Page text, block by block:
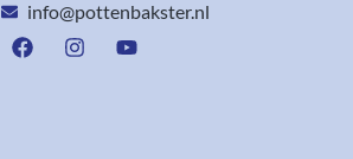
info@pottenbakster.nl